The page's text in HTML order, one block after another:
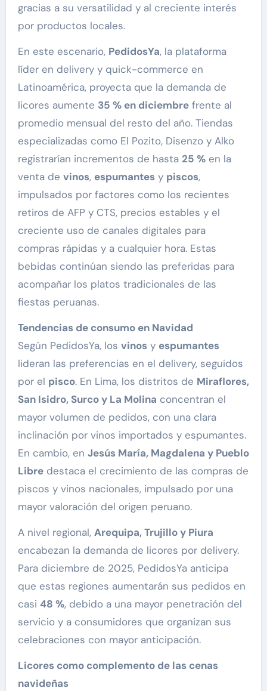
gracias a su versatilidad y al creciente interés
por productos locales.
En este escenario, PedidosYa, la plataforma
líder en delivery y quick-commerce en
Latinoamérica, proyecta que la demanda de
licores aumente 35 % en diciembrefrente al
promedio mensual del resto del año. Tiendas
especializadas como El Pozito, Disenzo y Alko
registrarían incrementos de hasta 25 %en la
venta de vinos, espumantesy piscos,
impulsados por factores como los recientes
retiros de AFP y CTS, precios estables y el
creciente uso de canales digitales para
compras rápidas y a cualquier hora. Estas
bebidas continúan siendo las preferidas para
acompañar los platos tradicionales de las
fiestas peruanas.
Tendencias de consumo en Navidad
Según PedidosYa, los vinosy espumantes
lideran las preferencias en el delivery, seguidos
por el pisco. En Lima, los distritos de Miraflores,
San Isidro, Surco y La Molina concentran el
mayor volumen de pedidos, con una clara
inclinación por vinos importados y espumantes.
En cambio, en Jesús María, Magdalena y Pueblo
Libredestaca el crecimiento de las compras de
piscos y vinos nacionales, impulsado por una
mayor valoración del origen peruano.
A nivel regional, Arequipa, Trujillo y Piura
encabezan la demanda de licores por delivery.
Para diciembre de 2025, PedidosYa anticipa
que estas regiones aumentarán sus pedidos en
casi 48 %, debido a una mayor penetración del
servicio y a consumidores que organizan sus
celebraciones con mayor anticipación.
Licores como complemento de las cenas
navideñas